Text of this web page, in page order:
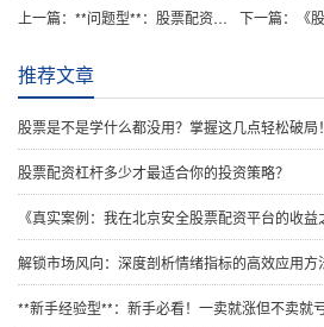
上一篇： **问题型**：股票配资赚钱策略真的靠谱吗？如何规避风险？ 下一篇：
推荐文章
股票是不是学什么都没用？掌握这几点轻松破局！
股票配资杠杆多少才最适合你的投资策略？
《真实案例：我在北京安全股票配资平台的收益
解锁市场风向：深度剖析情绪指标的高效应用方
**新手经验型**：新手必看！一卖就涨但不卖就